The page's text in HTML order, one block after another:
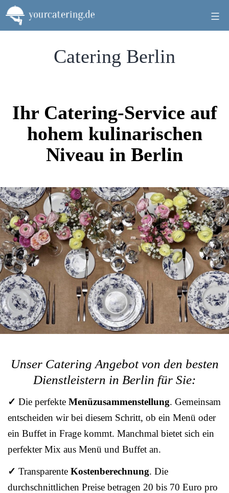
Zum
Inhalt
springen
Catering Berlin
Ihr Catering-Service auf
hohem kulinarischen
Niveau in Berlin
Unser Catering Angebot von den besten
Dienstleistern in Berlin für Sie:
✓ Die perfekte Menüzusammenstellung. Gemeinsam
entscheiden wir bei diesem Schritt, ob ein Menü oder
ein Buffet in Frage kommt. Manchmal bietet sich ein
perfekter Mix aus Menü und Buffet an.
✓ Transparente Kostenberechnung. Die
durchschnittlichen Preise betragen 20 bis 70 Euro pro